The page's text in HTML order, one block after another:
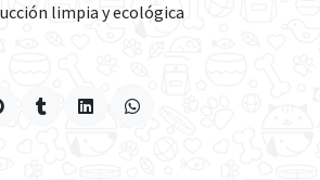
limpia y ecológica